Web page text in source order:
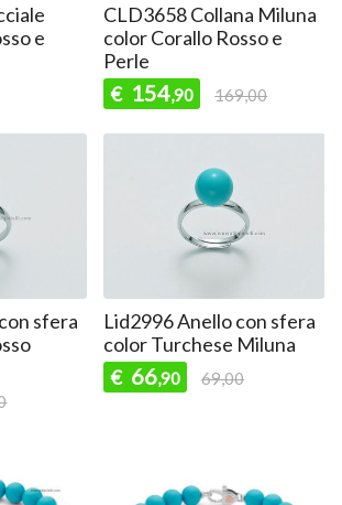
e
CLD3658 Collana Miluna
color Corallo Rosso e
Perle
€ 154,90 169,00
sfera
Lid2996 Anello con sfera
color Turchese Miluna
€ 66,90 69,00